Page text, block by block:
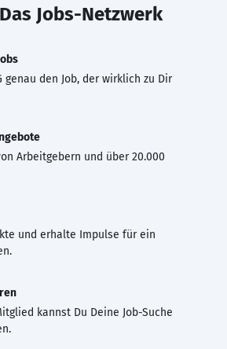
Jobs-Netzwerk
genau den Job, der wirklich zu Dir
Arbeitgebern und über 20.000
und erhalte Impulse für ein
kannst Du Deine Job-Suche